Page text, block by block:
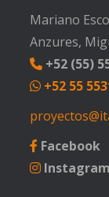
Mariano
Anzures,
+52 (55)
+52 55
Facebook
Instagram